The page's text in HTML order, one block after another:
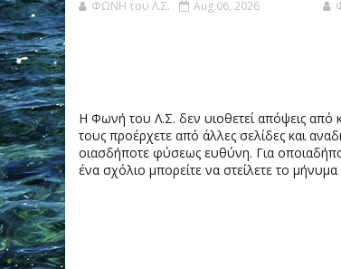
ΦΩΝΗ του Λ.Σ. Aug 06, 2026
Η Φωνή του Λ.Σ. δεν υιοθετεί απόψεις από
τους προέρχετε από άλλες σελίδες και
οιασδήποτε φύσεως ευθύνη. Για
ένα σχόλιο μπορείτε να στείλετε το